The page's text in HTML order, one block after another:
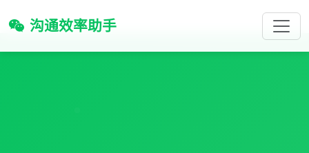
沟通效率助手